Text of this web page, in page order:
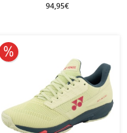
94,95€
10% reduziert